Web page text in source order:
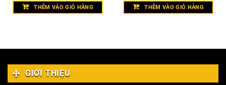
THÊM VÀO GIỎ HÀNG THÊM VÀO GIỎ HÀNG
GIỚI THIỆU